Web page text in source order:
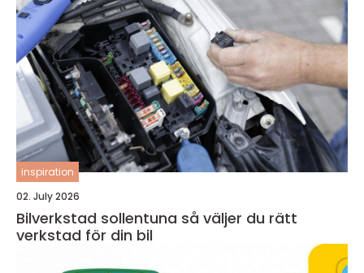
inspiration
02. July 2026
Bilverkstad sollentuna så väljer du rätt
verkstad för din bil